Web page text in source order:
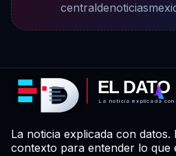
EL DATO
La noticia explicada
La noticia explicada con
contexto para entender lo que